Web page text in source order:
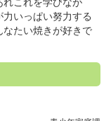
いっぱい努力する
たい焼きが好きで